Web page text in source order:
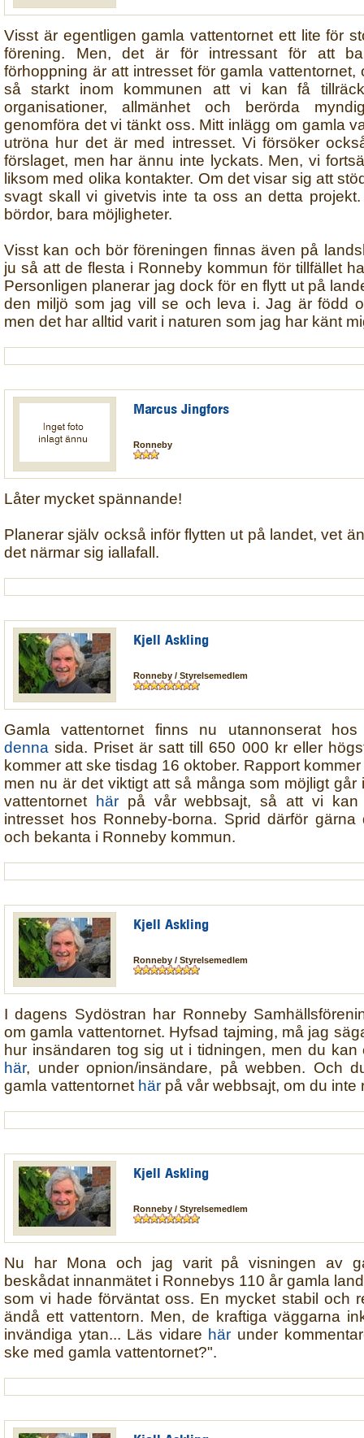
Visst är egentligen gamla vattentornet ett lite för
förening. Men, det är för intressant för att
förhoppning är att intresset för gamla vattentornet,
så starkt inom kommunen att vi kan få
organisationer, allmänhet och berörda
genomföra det vi tänkt oss. Mitt inlägg om gamla
utröna hur det är med intresset. Vi försöker
förslaget, men har ännu inte lyckats. Men, vi
liksom med olika kontakter. Om det visar sig att
svagt skall vi givetvis inte ta oss an detta
bördor, bara möjligheter.
Visst kan och bör föreningen finnas även på
ju så att de flesta i Ronneby kommun för tillfället
Personligen planerar jag dock för en flytt ut på
den miljö som jag vill se och leva i. Jag är född
men det har alltid varit i naturen som jag har känt
Marcus Jingfors
Ronneby
Låter mycket spännande!
Planerar själv också inför flytten ut på landet, vet
det närmar sig iallafall.
Kjell Askling
Ronneby / Styrelsemedlem
Gamla vattentornet finns nu utannonserat hos
denna sida. Priset är satt till 650 000 kr eller
kommer att ske tisdag 16 oktober. Rapport
men nu är det viktigt att så många som möjligt
vattentornet
härpå vår webbsajt, så att vi kan
intresset hos Ronneby-borna. Sprid därför
och bekanta i Ronneby kommun.
Kjell Askling
Ronneby / Styrelsemedlem
I dagens Sydöstran har Ronneby
om gamla vattentornet. Hyfsad tajming, må jag
hur insändaren tog sig ut i tidningen, men du
här, under opnion/insändare, på webben. Och
gamla vattentornet här på vår webbsajt, om du inte
Kjell Askling
Ronneby / Styrelsemedlem
Nu har Mona och jag varit på visningen av
beskådat innanmätet i Ronnebys 110 år gamla
som vi hade förväntat oss. En mycket stabil och
ändå ett vattentorn. Men, de kraftiga väggarna
invändiga ytan... Läs vidare här under
ske med gamla vattentornet?".